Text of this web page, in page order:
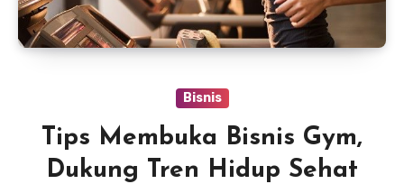
Bisnis
Tips Membuka Bisnis Gym,
Dukung Tren Hidup Sehat